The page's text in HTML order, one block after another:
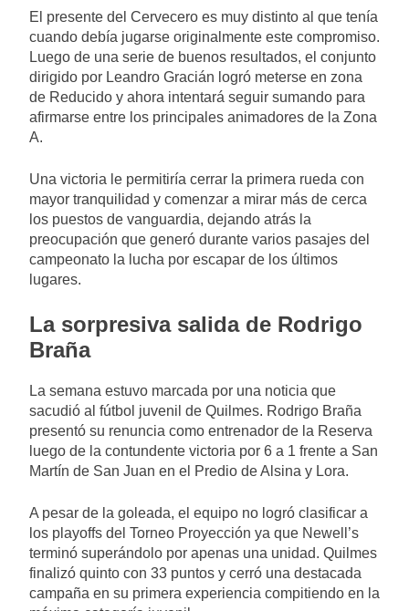
El presente del Cervecero es muy distinto al que tenía
cuando debía jugarse originalmente este compromiso.
Luego de una serie de buenos resultados, el conjunto
dirigido por Leandro Gracián logró meterse en zona
de Reducido y ahora intentará seguir sumando para
afirmarse entre los principales animadores de la Zona
A.
Una victoria le permitiría cerrar la primera rueda con
mayor tranquilidad y comenzar a mirar más de cerca
los puestos de vanguardia, dejando atrás la
preocupación que generó durante varios pasajes del
campeonato la lucha por escapar de los últimos
lugares.
La sorpresiva salida de Rodrigo
Braña
La semana estuvo marcada por una noticia que
sacudió al fútbol juvenil de Quilmes. Rodrigo Braña
presentó su renuncia como entrenador de la Reserva
luego de la contundente victoria por 6 a 1 frente a San
Martín de San Juan en el Predio de Alsina y Lora.
A pesar de la goleada, el equipo no logró clasificar a
los playoffs del Torneo Proyección ya que Newell’s
terminó superándolo por apenas una unidad. Quilmes
finalizó quinto con 33 puntos y cerró una destacada
campaña en su primera experiencia compitiendo en la